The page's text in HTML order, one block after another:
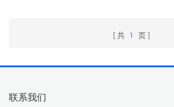
共 1 页
联系我们